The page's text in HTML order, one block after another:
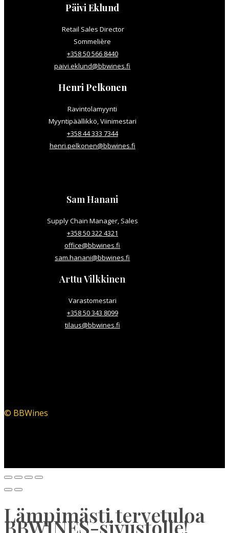
Päivi Eklund
Retail Sales Director
Sommelière
+358 50 566 8440
paivi.eklund@bbwines.fi
Henri Pelkonen
Ravintolamyynti
Myyntipäällikkö, Viinimestari
+358 44 333 7344
henri.pelkonen@bbwines.fi
Sam Hanani
Supply Chain Manager, Sales
+358 50 322 4321
office@bbwines.fi
sam.hanani@bbwines.fi
Arttu Vilkkinen
Varastomestari
+358 50 343 8099
tilaus@bbwines.fi
© BBWines
Lämpimästi tervetuloa
BBWINES-sivustolle!